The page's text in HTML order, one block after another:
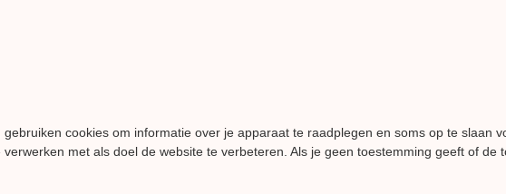
cookies om informatie over je apparaat te raadplegen en soms op te slaan
met als doel de website te verbeteren. Als je geen toestemming geeft of